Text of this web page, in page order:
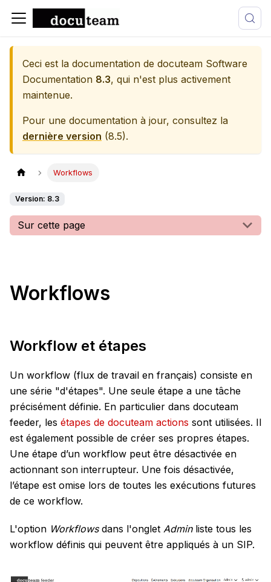
Ceci est la documentation de docuteam Software
Documentation 8.3, qui n'est plus activement
maintenue.
Pour une documentation à jour, consultez la
dernière version (8.5).
Workflows
Version: 8.3
Sur cette page
Workflows
Workflow et étapes
Un workflow (flux de travail en français) consiste en
une série "d'étapes". Une seule étape a une tâche
précisément définie. En particulier dans docuteam
feeder, les étapes de docuteam actions sont utilisées. Il
est également possible de créer ses propres étapes.
Une étape d’un workflow peut être désactivée en
actionnant son interrupteur. Une fois désactivée,
l’étape est omise lors de toutes les exécutions futures
de ce workflow.
L'option Workflowsdans l'onglet Adminliste tous les
workflow définis qui peuvent être appliqués à un SIP.